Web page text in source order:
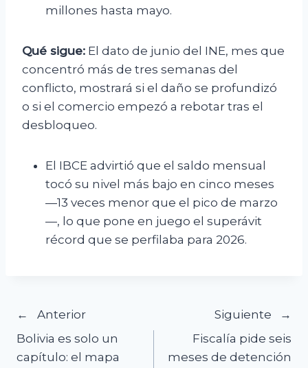
millones hasta mayo.
Qué sigue: El dato de junio del INE, mes que
concentró más de tres semanas del
conflicto, mostrará si el daño se profundizó
o si el comercio empezó a rebotar tras el
desbloqueo.
El IBCE advirtió que el saldo mensual
tocó su nivel más bajo en cinco meses
—13 veces menor que el pico de marzo
—, lo que pone en juego el superávit
récord que se perfilaba para 2026.
Navegación
de
Anterior
Bolivia es solo un
capítulo: el mapa
Siguiente
Fiscalía pide seis
meses de detención